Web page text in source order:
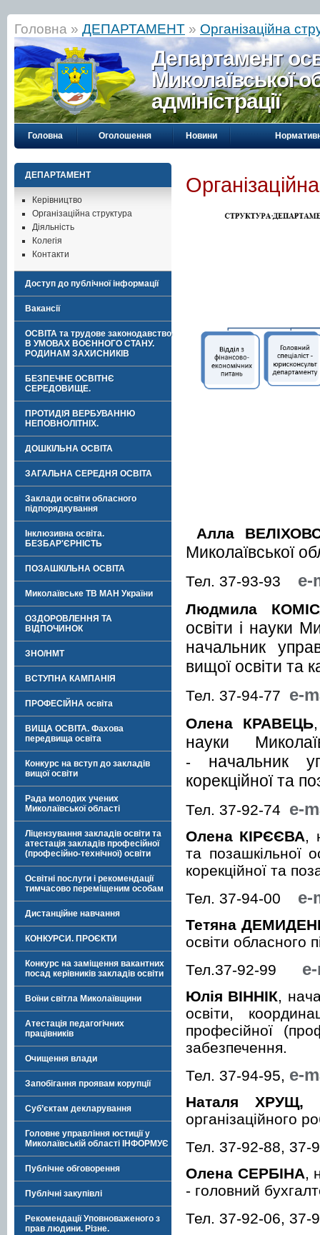
Головна » ДЕПАРТАМЕНТ » Організаційна
Департамент
Миколаївської
адміністрації
Головна Оголошення Новини
ДЕПАРТАМЕНТ
Керівництво
Організаційна структура
Діяльність
Колегія
Контакти
Доступ до публічної інформації
Вакансії
ОСВІТА та трудове законодавство
В УМОВАХ ВОЄННОГО СТАНУ.
РОДИНАМ ЗАХИСНИКІВ
БЕЗПЕЧНЕ ОСВІТНЄ
СЕРЕДОВИЩЕ.
ПРОТИДІЯ ВЕРБУВАННЮ
НЕПОВНОЛІТНІХ.
ДОШКІЛЬНА ОСВІТА
ЗАГАЛЬНА СЕРЕДНЯ ОСВІТА
Заклади освіти обласного
підпорядкування
Інклюзивна освіта.
БЕЗБАР'ЄРНІСТЬ
ПОЗАШКІЛЬНА ОСВІТА
Миколаївське ТВ МАН України
ОЗДОРОВЛЕННЯ ТА
ВІДПОЧИНОК
ЗНО/НМТ
ВСТУПНА КАМПАНІЯ
ПРОФЕСІЙНА освіта
ВИЩА ОСВІТА. Фахова
передвища освіта
Конкурс на вступ до закладів
вищої освіти
Рада молодих учених
Миколаївської області
Ліцензування закладів освіти та
атестація закладів професійної
(професійно-технічної) освіти
Освітні послуги і рекомендації
тимчасово переміщеним особам
Дистанційне навчання
КОНКУРСИ. ПРОЄКТИ
Конкурс на заміщення вакантних
посад керівників закладів освіти
Воїни світла Миколаївщини
Атестація педагогічних
працівників
Очищення влади
Запобігання проявам корупції
Суб’єктам декларування
Головне управління юстиції у
Миколаївській області ІНФОРМУЄ
Публічне обговорення
Публічні закупівлі
Рекомендації Уповноваженого з
прав людини. Різне.
Алла
Миколаївської
Тел. 37-93-93 e-
Людмила
освіти і науки
начальник
вищої освіти та
Тел. 37-94-77 e-
Олена КРАВЕЦЬ
науки
- начальник
корекційної та
Тел. 37-92-74 e-
Олена КІРЄЄВА,
та позашкільної
корекційної та
Тел. 37-94-00 e-
Тетяна
освіти обласного
Тел.37-92-99
Юлія ВІННІК,
освіти,
професійної
забезпечення.
Тел. 37-94-95, e-
Наталя ХРУЩ,
організаційного
Тел. 37-92-88, 37-
Олена СЕРБІНА,
- головний
Тел. 37-92-06, 37-